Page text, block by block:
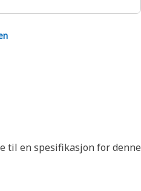
til en spesifikasjon for denne